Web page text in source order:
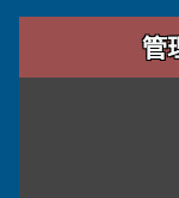
管